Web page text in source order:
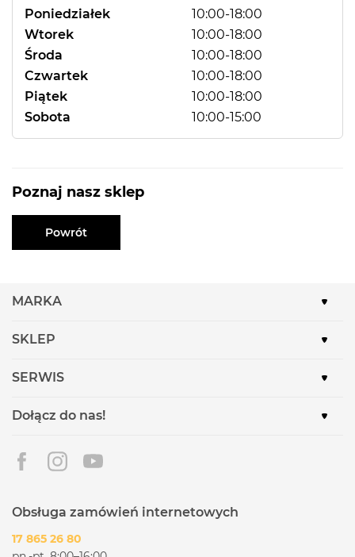
Poniedziałek
10:00-18:00
Wtorek
10:00-18:00
Środa
10:00-18:00
Czwartek
10:00-18:00
Piątek
10:00-18:00
Sobota
10:00-15:00
Poznaj nasz sklep
Powrót
MARKA
SKLEP
SERWIS
Dołącz do nas!
Obsługa zamówień internetowych
17 865 26 80